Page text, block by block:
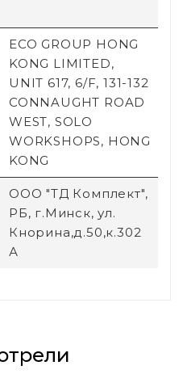
ECO GROUP HONG
KONG LIMITED,
UNIT 617, 6/F, 131-132
CONNAUGHT ROAD
WEST, SOLO
WORKSHOPS, HONG
KONG
ООО "ТД Комплект",
РБ, г.Минск, ул.
Кнорина,д.50,к.302
А